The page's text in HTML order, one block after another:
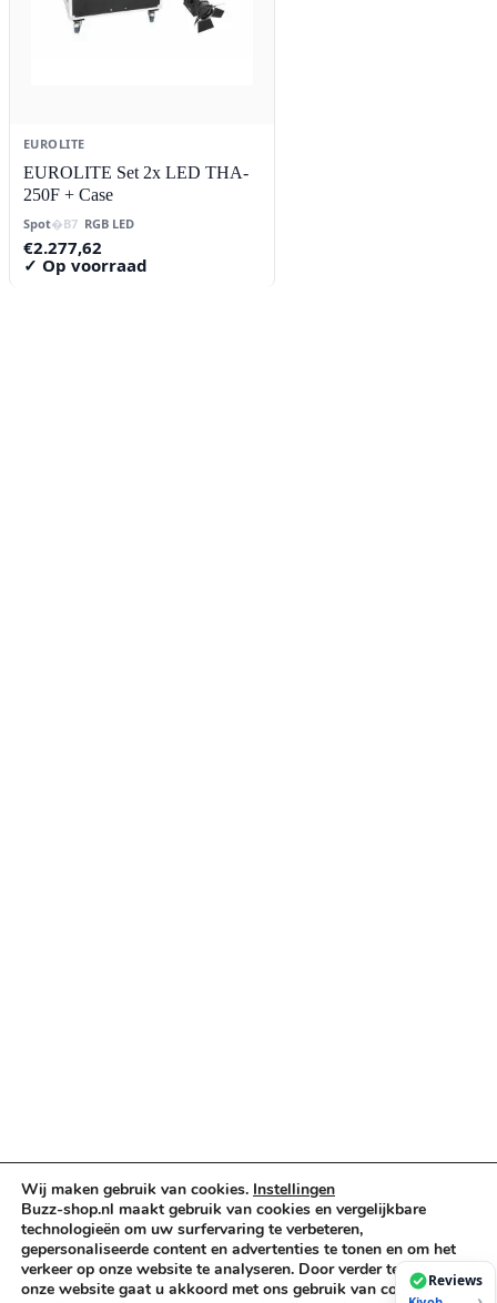
EUROLITE
EUROLITE Set 2x LED THA-
250F + Case
Spot RGB LED
€2.277,62
✓ Op voorraad
Algemene voorwaarden
Privacybeleid
Cookiebeleid
Wij maken gebruik van cookies. Instellingen
Buzz-shop.nl maakt gebruik van cookies en vergelijkbare
technologieën om uw surfervaring te verbeteren,
gepersonaliseerde content en advertenties te tonen en om het
verkeer op onze website te analyseren. Door verder te gaan op
onze website gaat u akkoord met ons gebruik van cookies. Voor
Reviews